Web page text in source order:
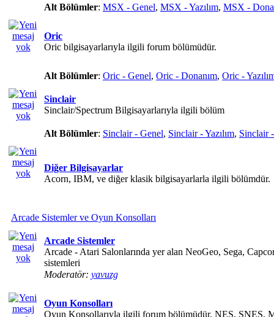
Alt Bölümler: MSX - Genel, MSX - Yazılım, MSX -
Oric
Oric bilgisayarlarıyla ilgili forum bölümüdür.
Alt Bölümler: Oric - Genel, Oric - Donanım, Oric -
Sinclair
Sinclair/Spectrum Bilgisayarlarıyla ilgili bölüm
Alt Bölümler: Sinclair - Genel, Sinclair - Yazılım, Sinclair
Diğer Bilgisayarlar
Acorn, IBM, ve diğer klasik bilgisayarlarla ilgili bölümdür.
Arcade Sistemler ve Oyun Konsolları
Arcade Sistemler
Arcade - Atari Salonlarında yer alan NeoGeo, Sega,
sistemleri
Moderatör: yavuzg
Oyun Konsolları
Oyun Konsollarıyla ilgili forum bölümüdür. NES, SNES,